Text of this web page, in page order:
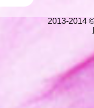
2013-2014